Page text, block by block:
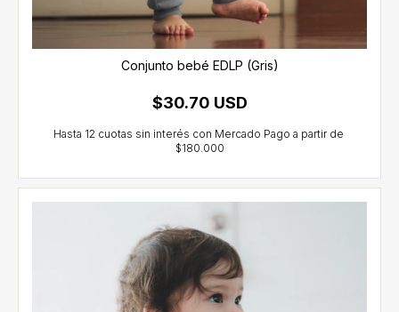
Conjunto bebé EDLP (Gris)
$30.70 USD